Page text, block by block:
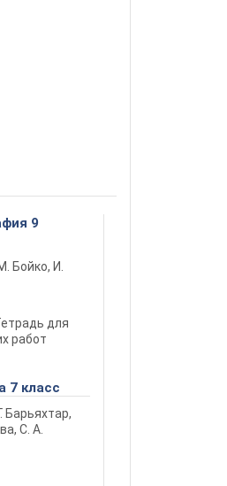
9
Бойко, И.
для
работ
7 класс
Барьяхтар,
С. А.